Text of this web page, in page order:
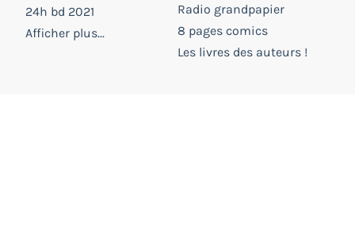
24h bd 2021
Afficher plus...
Radio grandpapier
8 pages comics
Les livres des auteurs !